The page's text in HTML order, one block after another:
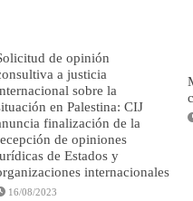
de opinión
a justicia
sobre la
en Palestina: CIJ
finalización de la
de opiniones
de Estados y
internacionales
16/08/2023